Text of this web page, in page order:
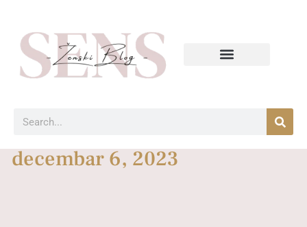
decembar 6, 2023